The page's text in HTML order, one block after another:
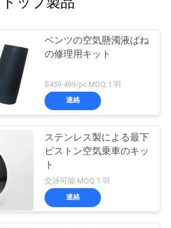
ベンツの空気懸濁液ばね
の修理用キット
$459-499/pc MOQ:1 羽
連絡
ステンレス製による最下
ピストン空気乗車のキッ
ト
交渉可能 MOQ:1 羽
連絡